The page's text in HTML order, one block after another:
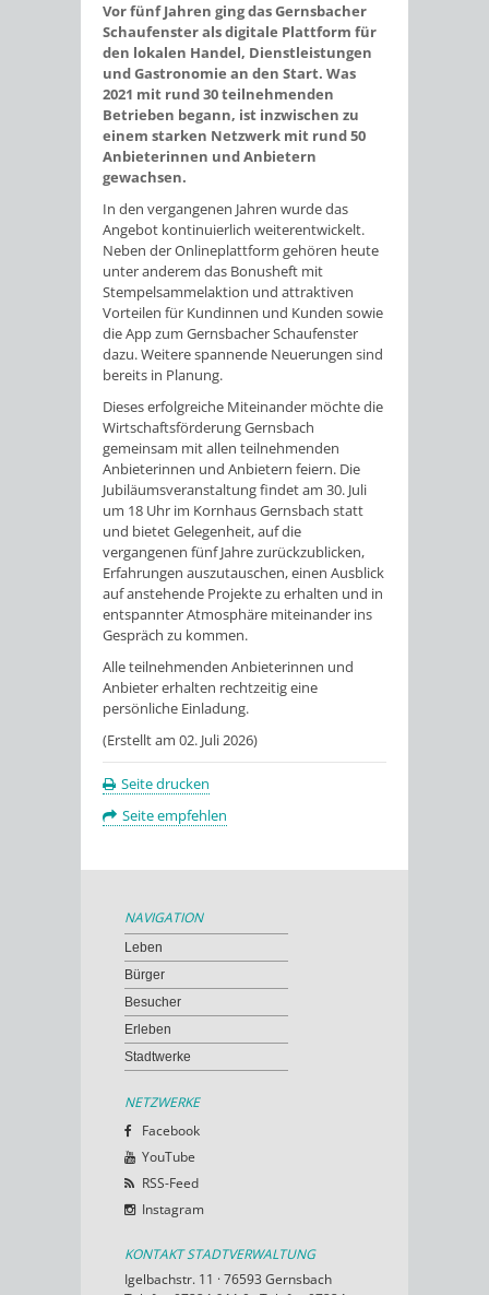
Vor fünf Jahren ging das Gernsbacher
Schaufenster als digitale Plattform für
den lokalen Handel, Dienstleistungen
und Gastronomie an den Start. Was
2021 mit rund 30 teilnehmenden
Betrieben begann, ist inzwischen zu
einem starken Netzwerk mit rund 50
Anbieterinnen und Anbietern
gewachsen.
In den vergangenen Jahren wurde das
Angebot kontinuierlich weiterentwickelt.
Neben der Onlineplattform gehören heute
unter anderem das Bonusheft mit
Stempelsammelaktion und attraktiven
Vorteilen für Kundinnen und Kunden sowie
die App zum Gernsbacher Schaufenster
dazu. Weitere spannende Neuerungen sind
bereits in Planung.
Dieses erfolgreiche Miteinander möchte die
Wirtschaftsförderung Gernsbach
gemeinsam mit allen teilnehmenden
Anbieterinnen und Anbietern feiern. Die
Jubiläumsveranstaltung findet am 30. Juli
um 18 Uhr im Kornhaus Gernsbach statt
und bietet Gelegenheit, auf die
vergangenen fünf Jahre zurückzublicken,
Erfahrungen auszutauschen, einen Ausblick
auf anstehende Projekte zu erhalten und in
entspannter Atmosphäre miteinander ins
Gespräch zu kommen.
Alle teilnehmenden Anbieterinnen und
Anbieter erhalten rechtzeitig eine
persönliche Einladung.
(Erstellt am 02. Juli 2026)
Seite drucken
Seite empfehlen
NAVIGATION
Leben
Bürger
Besucher
Erleben
Stadtwerke
NETZWERKE
Facebook
YouTube
RSS-Feed
Instagram
KONTAKT STADTVERWALTUNG
Igelbachstr. 11 · 76593 Gernsbach